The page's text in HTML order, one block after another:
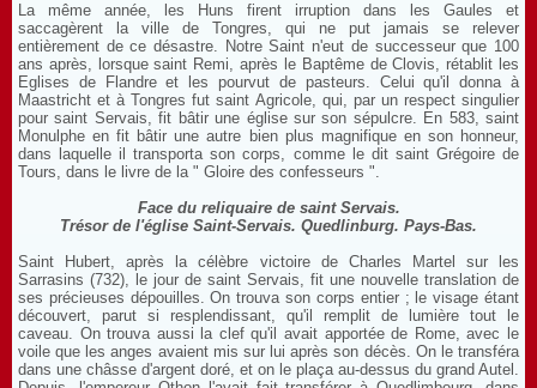
La même année, les Huns firent irruption dans les Gaules et
saccagèrent la ville de Tongres, qui ne put jamais se relever
entièrement de ce désastre. Notre Saint n'eut de successeur que 100
ans après, lorsque saint Remi, après le Baptême de Clovis, rétablit les
Eglises de Flandre et les pourvut de pasteurs. Celui qu'il donna à
Maastricht et à Tongres fut saint Agricole, qui, par un respect singulier
pour saint Servais, fit bâtir une église sur son sépulcre. En 583, saint
Monulphe en fit bâtir une autre bien plus magnifique en son honneur,
dans laquelle il transporta son corps, comme le dit saint Grégoire de
Tours, dans le livre de la " Gloire des confesseurs ".
Face du reliquaire de saint Servais.
Trésor de l'église Saint-Servais. Quedlinburg. Pays-Bas.
Saint Hubert, après la célèbre victoire de Charles Martel sur les
Sarrasins (732), le jour de saint Servais, fit une nouvelle translation de
ses précieuses dépouilles. On trouva son corps entier ; le visage étant
découvert, parut si resplendissant, qu'il remplit de lumière tout le
caveau. On trouva aussi la clef qu'il avait apportée de Rome, avec le
voile que les anges avaient mis sur lui après son décès. On le transféra
dans une châsse d'argent doré, et on le plaça au-dessus du grand Autel.